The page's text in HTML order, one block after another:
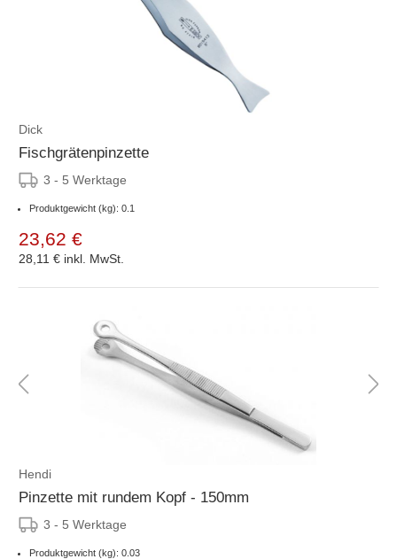
Dick
Fischgrätenpinzette
3 - 5 Werktage
Produktgewicht (kg): 0.1
23,62 €
28,11 € inkl. MwSt.
Hendi
Pinzette mit rundem Kopf - 150mm
3 - 5 Werktage
Produktgewicht (kg): 0.03